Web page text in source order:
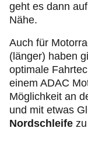
geht es dann
Nähe.
Auch für
(länger) haben
optimale
einem ADAC
Möglichkeit an
und mit etwas
Nordschleife